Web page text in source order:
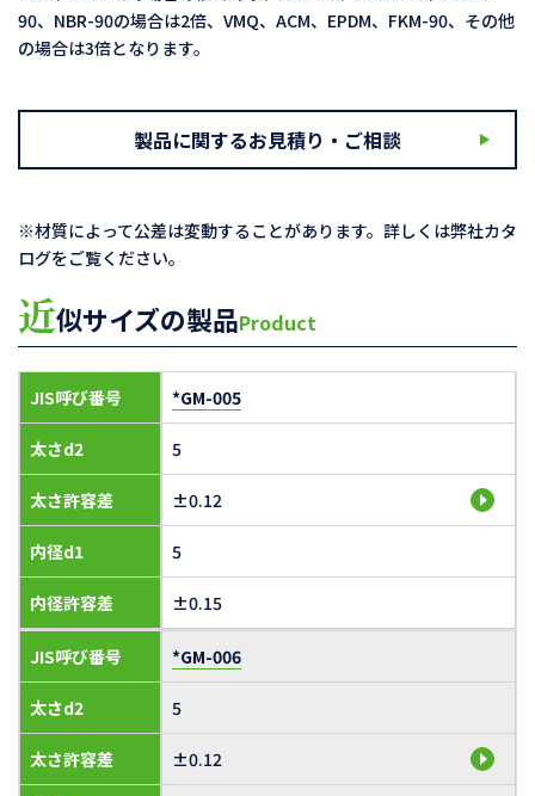
90、NBR-90の場合は2倍、VMQ、ACM、EPDM、FKM-90、その他
の場合は3倍となります。
製品に関するお見積り・ご相談
※材質によって公差は変動することがあります。詳しくは弊社カタ
ログをご覧ください。
近似サイズの製品Product
JIS呼び番号
太さd2
太さ許容差
内径d1
内径許容差
*GM-005
5
±0.12
5
±0.15
JIS呼び番号
太さd2
太さ許容差
*GM-006
5
±0.12